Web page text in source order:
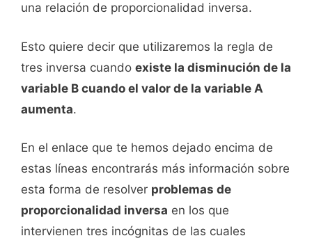
una relación de proporcionalidad inversa.
Esto quiere decir que utilizaremos la regla de
tres inversa cuando existe la disminución de la
variable B cuando el valor de la variable A
aumenta.
En el enlace que te hemos dejado encima de
estas líneas encontrarás más información sobre
esta forma de resolver problemas de
proporcionalidad inversa en los que
intervienen tres incógnitas de las cuales